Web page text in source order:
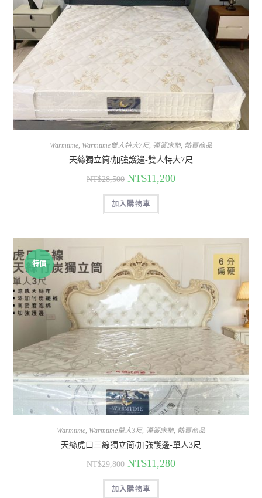
Warmtime, Warmtime雙人特大7尺, 彈簧床墊, 熱賣商品
天絲獨立筒/加強護邊-雙人特大7尺
NT$28,500 NT$11,200
加入購物車
特價
Warmtime, Warmtime單人3尺, 彈簧床墊, 熱賣商品
天絲虎口三線獨立筒/加強護邊-單人3尺
NT$29,800 NT$11,280
加入購物車